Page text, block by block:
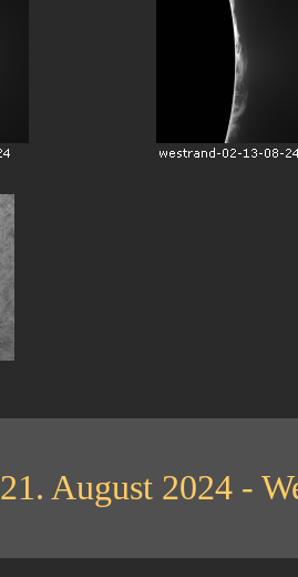
21. August 2024 -